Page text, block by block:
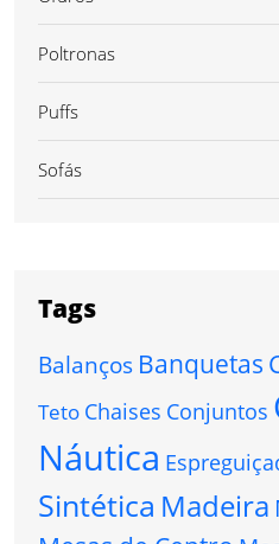
Poltronas
Puffs
Sofás
Tags
Balanços Banquetas
Teto Chaises Conjuntos
Náutica
Sintética Madeira